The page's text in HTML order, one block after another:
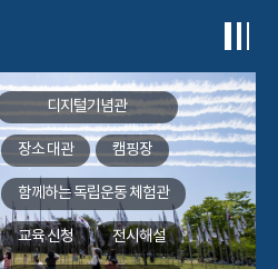
디지털기념관
장소 대관 캠핑장
함께하는독립운동 체험관
교육 신청 전시해설